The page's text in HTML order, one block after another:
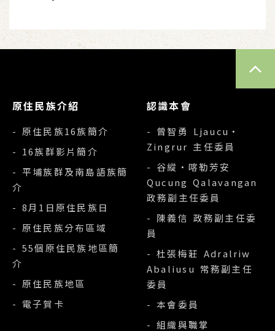
原住民族介紹
- 原住民族16族簡介
- 16族群影片簡介
- 平埔族群及南島語族簡
介
- 8月1日原住民族日
- 原住民族分布區域
- 55個原住民族地區簡
介
- 原住民族地區
- 電子賀卡
認識本會
- 曾智勇 Ljaucu‧
Zingrur 主任委員
- 谷縱‧喀勒芳安
Qucung Qalavangan
政務副主任委員
- 陳義信 政務副主任委
員
- 杜張梅莊 Adralriw
Abaliusu 常務副主任
委員
- 本會委員
- 組織與職掌